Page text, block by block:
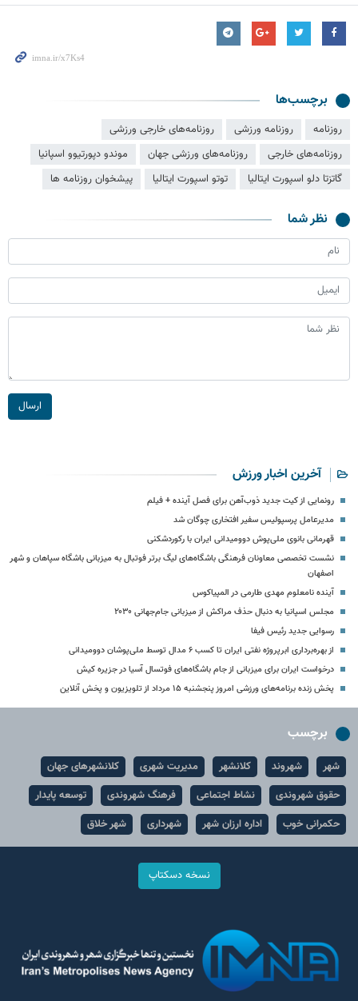
برچسب‌ها
روزنامه روزنامه ورزشی
روزنامه‌های خارجی ورزشی
روزنامه‌های خارجی
روزنامه‌های ورزشی جهان
موندو دپورتیوو اسپانیا
گاتزتا دلو اسپورت ایتالیا
توتو اسپورت ایتالیا پیشخوان روزنامه ها
نظر شما
ارسال
آخرین اخبار ورزش
رونمایی از کیت جدید ذوب‌آهن برای فصل آینده + فیلم
مدیرعامل پرسپولیس سفیر افتخاری چوگان شد
قهرمانی بانوی ملی‌پوش دوومیدانی ایران با رکوردشکنی
نشست تخصصی معاونان فرهنگی باشگاه‌های لیگ برتر فوتبال به میزبانی باشگاه سپاهان و شهر
اصفهان
آینده نامعلوم مهدی طارمی در المپیاکوس
مجلس اسپانیا به دنبال حذف مراکش از میزبانی جام‌جهانی ۲۰۳۰
رسوایی جدید رئیس فیفا
از بهره‌برداری ابرپروژه نفتی ایران تا کسب ۶ مدال توسط ملی‌پوشان دوومیدانی
درخواست ایران برای میزبانی از جام باشگاه‌های فوتسال آسیا در جزیره کیش
پخش زنده برنامه‌های ورزشی امروز پنجشنبه ۱۵ مرداد از تلویزیون و پخش آنلاین
برچسب
شهر شهروند کلانشهر مدیریت شهری
کلانشهرهای جهان
حقوق شهروندی
نشاط اجتماعی فرهنگ شهروندی
توسعه پایدار
حکمرانی خوب
اداره ارزان شهر شهرداری شهر خلاق
نسخه دسکتاپ